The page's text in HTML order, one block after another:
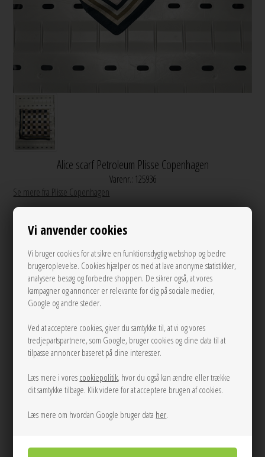
Vi anvender cookies
Vi bruger cookies for at sikre en funktionsdygtig webshop og bedre
brugeroplevelse. Cookies hjælper os med at lave anonyme statistikker,
analysere besøg og forbedre shoppen. De sikrer også, at vores
kampagner og annoncer er relevante for dig på sociale medier,
Google og andre steder.
Ved at acceptere cookies, giver du samtykke til, at vi og vores
tredjepartspartnere, som Google, bruger cookies og dine data til at
tilpasse annoncer baseret på dine interesser.
Læs mere i vores cookiepolitik, hvor du også kan ændre eller trække
dit samtykke tilbage. Klik videre for at acceptere brugen af cookies.
Læs mere om hvordan Google bruger data her.
Alice scarf Petroleum Plisse Copenhagen
Varenr.: 125936
Se mere fra Plisse Copenhagen
350,00 DKK
Andre varianter
LÆG I KURVEN